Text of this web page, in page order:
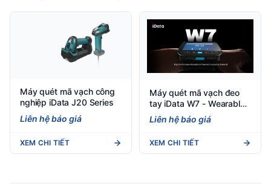
Máy quét mã vạch công
nghiệp iData J20 Series
Liên hệ báo giá
XEM CHI TIẾT
Máy quét mã vạch đeo
tay iData W7 - Wearable-
grade
Liên hệ báo giá
XEM CHI TIẾT